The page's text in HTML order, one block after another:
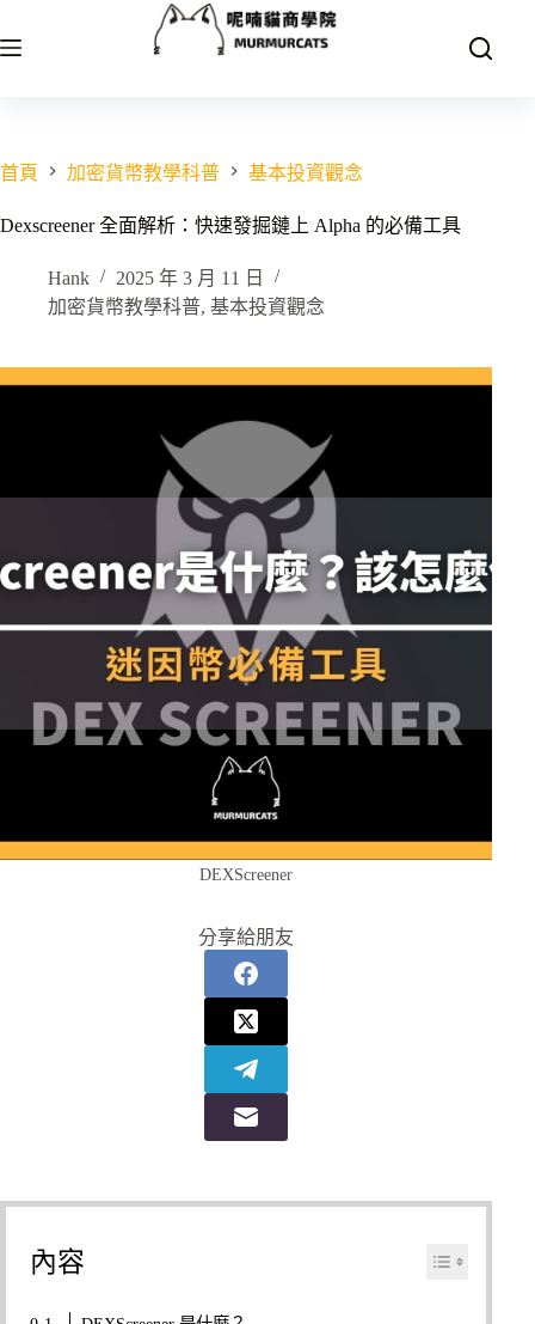
至
容
首頁 加密貨幣教學科普 基本投資觀念
Dexscreener 全面解析：快速發掘鏈上 Alpha 的必備工具
Hank
2025 年 3 月 11 日
加密貨幣教學科普, 基本投資觀念
DEXScreener
分享給朋友
內容